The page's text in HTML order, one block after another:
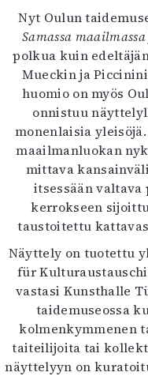
Nyt Oulun
Samassa maailmassa
polkua kuin
Mueckin ja
huomio on myös
onnistuu
monenlaisia
maailmanluokan
mittava
itsessään valtava
kerrokseen
taustoitettu
Näyttely on tuotettu
für
vastasi Kunsthalle
taidemuseossa
kolmenkymmenen
taiteilijoita tai
näyttelyyn on